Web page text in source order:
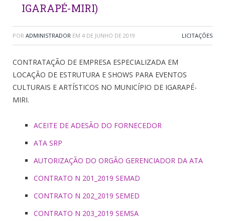
IGARAPÉ-MIRI)
POR ADMINISTRADOR EM 4 DE JUNHO DE 2019 LICITAÇÕES
CONTRATAÇÃO DE EMPRESA ESPECIALIZADA EM
LOCAÇÃO DE ESTRUTURA E SHOWS PARA EVENTOS
CULTURAIS E ARTÍSTICOS NO MUNICÍPIO DE IGARAPÉ-
MIRI.
ACEITE DE ADESÃO DO FORNECEDOR
ATA SRP
AUTORIZAÇÃO DO ORGÃO GERENCIADOR DA ATA
CONTRATO N 201_2019 SEMAD
CONTRATO N 202_2019 SEMED
CONTRATO N 203_2019 SEMSA